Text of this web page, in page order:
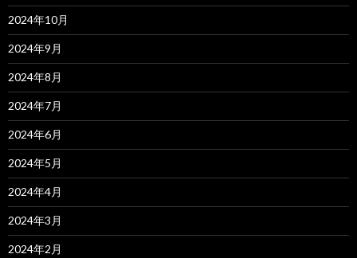
2024年10月
2024年9月
2024年8月
2024年7月
2024年6月
2024年5月
2024年4月
2024年3月
2024年2月